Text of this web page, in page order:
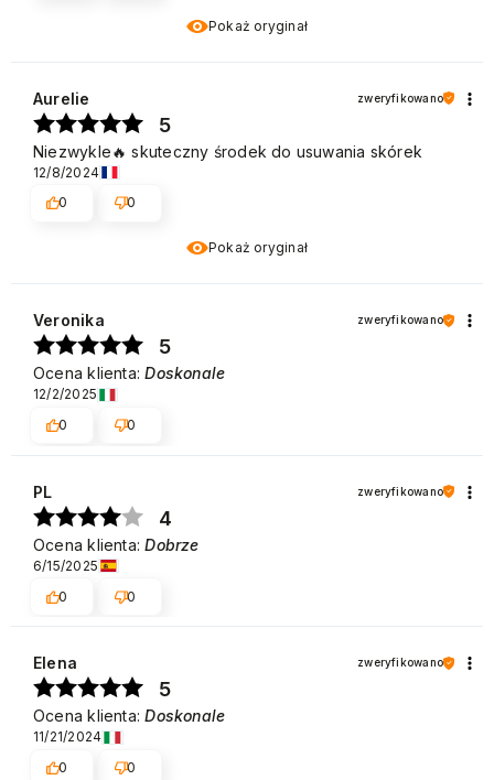
Pokaż oryginał
Pokaż oryginał
Aurelie zweryfikowano
5
Niezwykle🔥 skuteczny środek do usuwania skórek
12/8/2024
0
0
Veronika zweryfikowano
5
Ocena klienta:Doskonale
12/2/2025
0
0
PL zweryfikowano
4
Ocena klienta:Dobrze
6/15/2025
0
0
Elena zweryfikowano
5
Ocena klienta:Doskonale
11/21/2024
0
0